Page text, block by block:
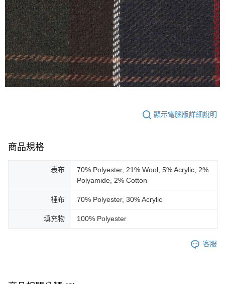
顯示電腦版詳細說明
商品規格
表布
70% Polyester, 21% Wool, 5% Acrylic, 2%
Polyamide, 2% Cotton
裡布 70% Polyester, 30% Acrylic
填充物 100% Polyester
客服